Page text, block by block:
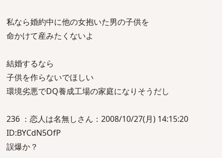
私なら婚約中に他の女抱いた男の子供を
命かけて産みたくないよ
結婚するなら
子供を作らないでほしい
環境劣悪でDQ養成工場の家庭になりそうだし
236 ：恋人は名無しさん：2008/10/27(月) 14:15:20
ID:BYCdN5OfP
誤爆か？